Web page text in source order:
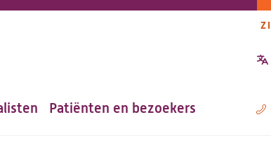
Patiënten en bezoekers